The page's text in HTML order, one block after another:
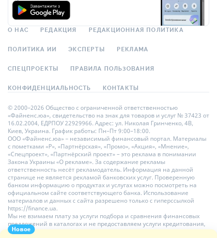
Новое
О НАС РЕДАКЦИЯ РЕДАКЦИОННАЯ ПОЛИТИКА
ПОЛИТИКА ИИ ЭКСПЕРТЫ РЕКЛАМА
СПЕЦПРОЕКТЫ ПРАВИЛА ПОЛЬЗОВАНИЯ
КОНФИДЕНЦИАЛЬНОСТЬ КОНТАКТЫ
© 2000–2026 Общество с ограниченной ответственностью
«Файненс.юа», свидетельство на знак для товаров и услуг № 37423 от
16.02.2004, ЕДРПОУ 22929966. Адрес: ул. Николая Гринченко, 4В,
Киев, Украина. График работы: Пн–Пт 9:00–18:00.
ООО «Файненс.юа» – независимый финансовый портал. Материалы
с пометками «Р», «Партнёрская», «Промо», «Акция», «Мнение»,
«Спецпроект», «Партнёрский проект» – это реклама в понимании
Закона Украины «О рекламе». За содержание рекламы
ответственность несёт рекламодатель. Информация на данной
странице не является рекламой банковских услуг. Проверенную
банком информацию о продуктах и услугах можно посмотреть на
официальном сайте соответствующего банка. Использование
материалов и данных с сайта разрешено только с гиперссылкой
https://finance.ua.
Мы не взимаем плату за услуги подбора и сравнения финансовых
предложений в каталогах и не предоставляем услуги кредитования,
размещения депозитов и страхования. Ваши личные данные на